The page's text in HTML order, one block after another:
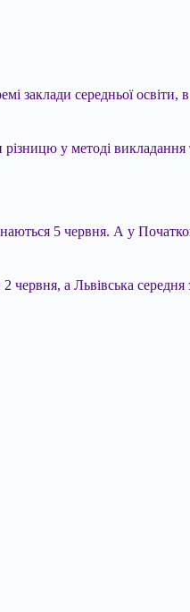
заклади середньої
у методі викладання
5 червня. А у
а Львівська